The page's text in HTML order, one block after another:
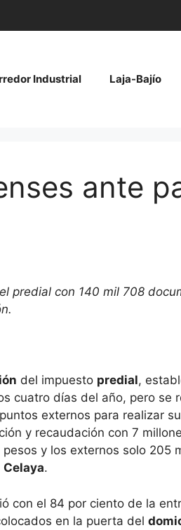
Industrial Laja-Bajío
ante
predial con 140 mil 708
del impuesto predial,
cuatro días del año, pero se
externos para realizar su
y recaudación con 7
y los externos solo 205
Celaya.
con el 84 por ciento de la
en la puerta del